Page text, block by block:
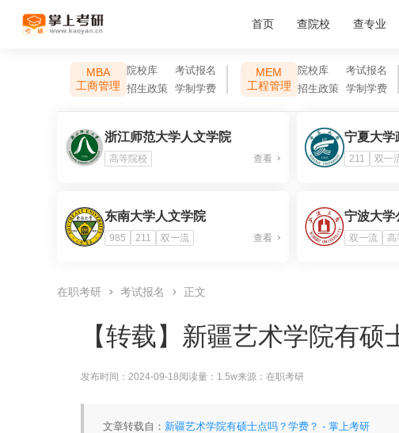
首页 查院校 查专业
MBA
工商管理
院校库
考试报名
招生政策
学制学费
MEM
工程管理
院校库
考试报名
招生政策
学制学费
浙江师范大学人文学院
高等院校 查看
宁夏大学
211 双一
东南大学人文学院
985 211 双一流 查看 双一流 高
在职考研 考试报名 正文
【转载】 新疆艺术学院有硕
发布时间： 2024-09-18阅读量： 1.5w来源： 在职考研
文章转载自： 新疆艺术学院有硕士点吗？学费？ - 掌上考研